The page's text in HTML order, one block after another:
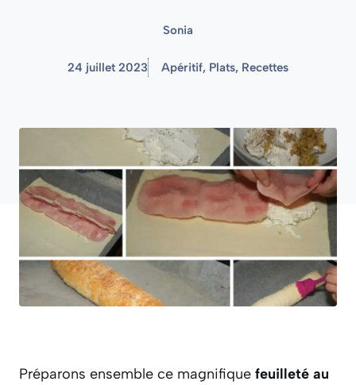
Sonia
24 juillet 2023 Apéritif, Plats, Recettes
Préparons ensemble ce magnifique feuilleté au